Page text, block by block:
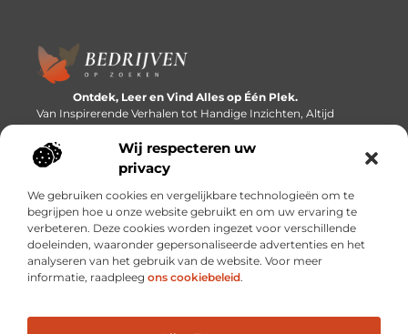
Wij respecteren uw
privacy
We gebruiken cookies en vergelijkbare technologieën om te
begrijpen hoe u onze website gebruikt en om uw ervaring te
verbeteren. Deze cookies worden ingezet voor verschillende
doeleinden, waaronder gepersonaliseerde advertenties en het
analyseren van het gebruik van de website. Voor meer
informatie, raadpleeg ons cookiebeleid.
Ontdek, Leer en Vind Alles op Één Plek.
Van Inspirerende Verhalen tot Handige Inzichten, Altijd
Binnen Handbereik.
Bericht categorie
Onze informatie